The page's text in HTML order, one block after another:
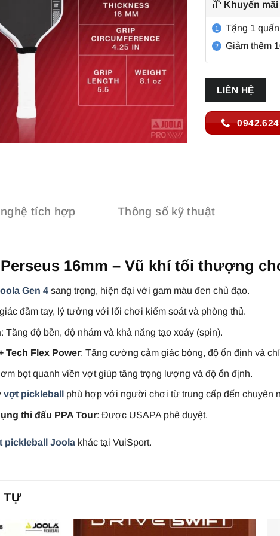
6.999.000
là:
5.350.000
Khuyến
1 Tặng 1
2 Giảm thêm
LIÊN HỆ
tích hợp Thông số kỹ thuật
16mm – Vũ khí tối thượng
Gen 4sang trọng, hiện đại với gam màu đen chủ đạo.
đầm tay, lý tưởng với lối chơi kiểm soát và phòng thủ.
: Tăng độ bền, độ nhám và khả năng tạo xoáy (spin).
Tech Flex Power: Tăng cường cảm giác bóng, độ ổn định và
bọt quanh viền vợt giúp tăng trọng lượng và độ ổn định.
vợt pickleballphù hợp với người chơi từ trung cấp đến chuyên
thi đấu PPA Tour: Được USAPA phê duyệt.
pickleball Joola khác tại VuiSport.
TỰ